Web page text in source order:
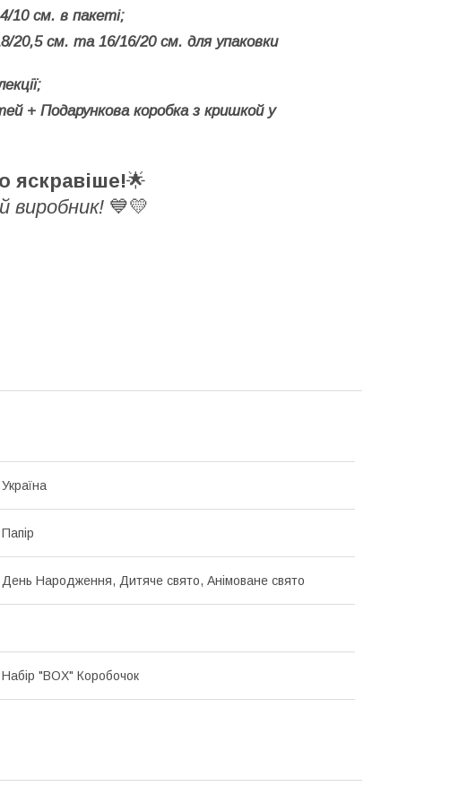
10 см. в пакеті;
20,5 см. та 16/16/20 см. для упаковки
+ Подарункова коробка з кришкой у
яскравіше!🌟
виробник! 💙💛
Україна
Папір
День Народження, Дитяче свято, Анімоване свято
Набір "BOX" Коробочок